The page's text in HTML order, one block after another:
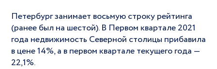
Петербург занимает восьмую строку рейтинга
(ранее был на шестой). В Первом квартале 2021
года недвижимость Северной столицы прибавила
в цене 14%, а в первом квартале текущего года —
22,1%.